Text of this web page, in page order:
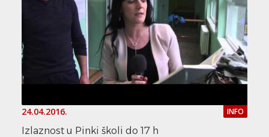
24.04.2016. INFO
Izlaznost u Pinki školi do 17 h